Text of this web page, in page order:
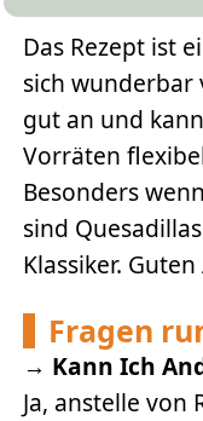
Das Rezept ist
sich
gut an und
Vorräten
Besonders
sind
Klassiker.
Fragen
→ Kann Ich
Ja, anstelle von